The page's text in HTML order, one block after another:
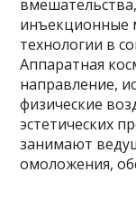
инъекционные
технологии в
Аппаратная
направление,
физические
эстетических
занимают
омоложения,